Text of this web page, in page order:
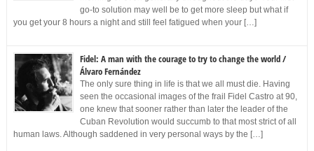
go-to solution may well be to get more sleep but what if
you get your 8 hours a night and still feel fatigued when your […]
Fidel: A man with the courage to try to change the world /
Álvaro Fernández
The only sure thing in life is that we all must die. Having
seen the occasional images of the frail Fidel Castro at 90,
one knew that sooner rather than later the leader of the
Cuban Revolution would succumb to that most strict of all
human laws. Although saddened in very personal ways by the […]